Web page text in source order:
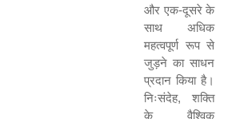
और एक-दूसरे के
साथ अधिक
महत्वपूर्ण रूप से
जुड़ने का साधन
प्रदान किया है।
निःसंदेह, शक्ति
के वैश्विक